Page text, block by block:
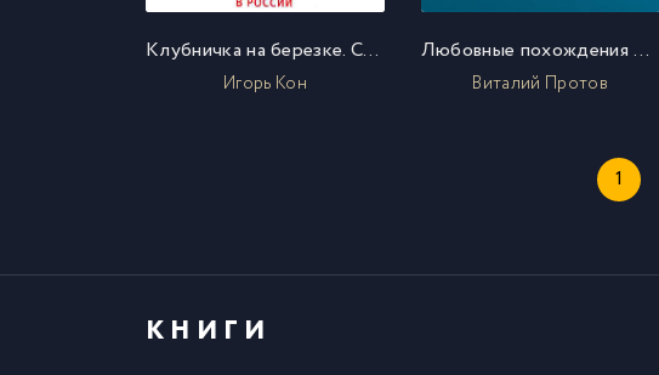
Клубничка на березке. Сексуальная культура в России
Игорь Кон
Любовные похождения барона фон Мюнхгаузена в России и ее окрестностях, описанные им самим
Виталий Протов
1
КНИГИ